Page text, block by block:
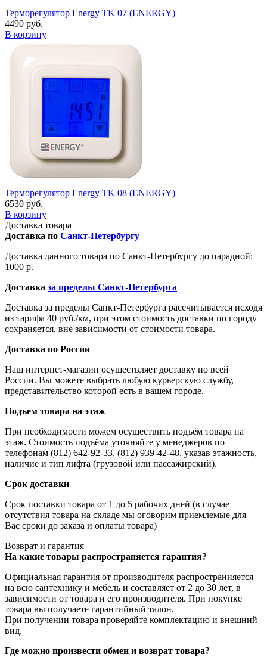
Терморегулятор Energy TK 07 (ENERGY)
4490 руб.
В корзину
Терморегулятор Energy TK 08 (ENERGY)
6530 руб.
В корзину
Доставка товара
Доставка по Санкт-Петербургу
Доставка данного товара по Санкт-Петербургу до парадной:
1000 р.
Доставка за пределы Санкт-Петербурга
Доставка за пределы Санкт-Петербурга рассчитывается исходя
из тарифа 40 руб./км, при этом стоимость доставки по городу
сохраняется, вне зависимости от стоимости товара.
Доставка по России
Наш интернет-магазин осуществляет доставку по всей
России. Вы можете выбрать любую курьерскую службу,
представительство которой есть в вашем городе.
Подъем товара на этаж
При необходимости можем осуществить подъём товара на
этаж. Стоимость подъёма уточняйте у менеджеров по
телефонам (812) 642-92-33, (812) 939-42-48, указав этажность,
наличие и тип лифта (грузовой или пассажирский).
Срок доставки
Срок поставки товара от 1 до 5 рабочих дней (в случае
отсутствия товара на складе мы оговорим приемлемые для
Вас сроки до заказа и оплаты товара)
Возврат и гарантия
На какие товары распространяется гарантия?
Официальная гарантия от производителя распространияется
на всю сантехнику и мебель и составляет от 2 до 30 лет, в
зависимости от товара и его производителя. При покупке
товара вы получаете гарантийный талон.
При получении товара проверяйте комплектацию и внешний
вид.
Где можно произвести обмен и возврат товара?